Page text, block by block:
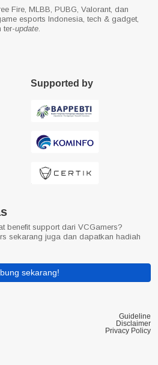
Fire, MLBB, PUBG, Valorant, dan
esports Indonesia, tech & gadget,
ter-update
Supported by
benefit support dari VCGamers?
sekarang juga dan dapatkan hadiah
sekarang!
Guideline
Disclaimer
Privacy Policy